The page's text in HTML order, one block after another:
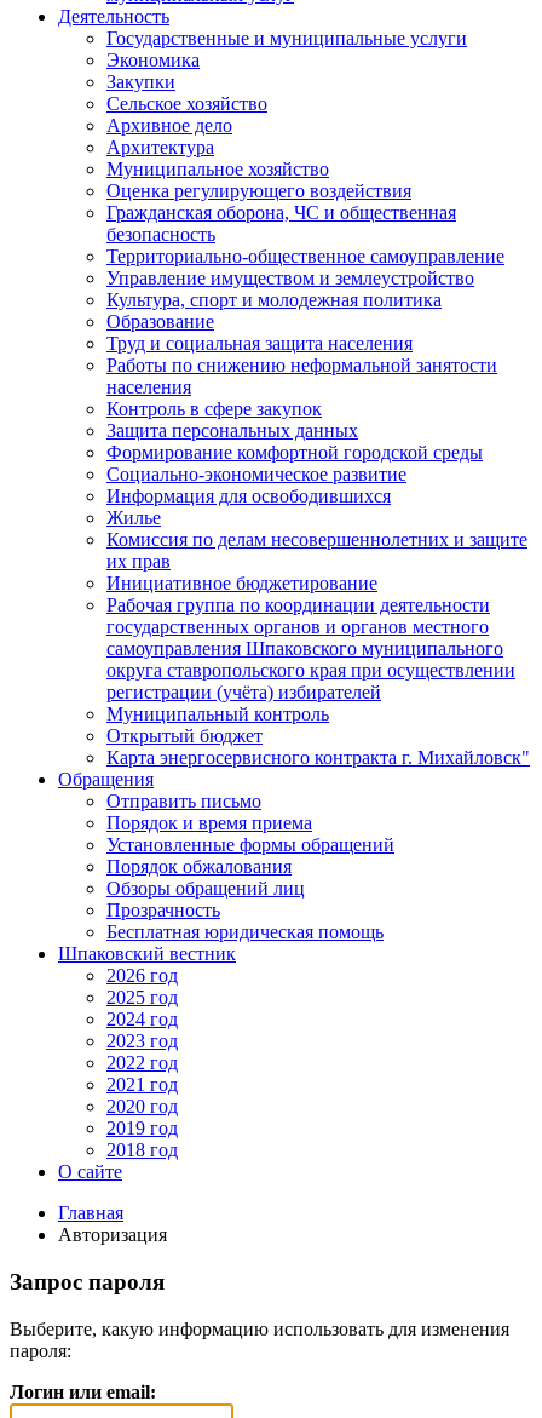
Деятельность
Государственные и муниципальные услуги
Экономика
Закупки
Сельское хозяйство
Архивное дело
Архитектура
Муниципальное хозяйство
Оценка регулирующего воздействия
Гражданская оборона, ЧС и общественная
безопасность
Территориально-общественное самоуправление
Управление имуществом и землеустройство
Культура, спорт и молодежная политика
Образование
Труд и социальная защита населения
Работы по снижению неформальной занятости
населения
Контроль в сфере закупок
Защита персональных данных
Формирование комфортной городской среды
Социально-экономическое развитие
Информация для освободившихся
Жилье
Комиссия по делам несовершеннолетних и защите
их прав
Инициативное бюджетирование
Рабочая группа по координации деятельности
государственных органов и органов местного
самоуправления Шпаковского муниципального
округа ставропольского края при осуществлении
регистрации (учёта) избирателей
Муниципальный контроль
Открытый бюджет
Карта энергосервисного контракта г. Михайловск"
Обращения
Отправить письмо
Порядок и время приема
Установленные формы обращений
Порядок обжалования
Обзоры обращений лиц
Прозрачность
Бесплатная юридическая помощь
Шпаковский вестник
2026 год
2025 год
2024 год
2023 год
2022 год
2021 год
2020 год
2019 год
2018 год
О сайте
Главная
Авторизация
Запрос пароля
Выберите, какую информацию использовать для изменения
пароля:
Логин или email: